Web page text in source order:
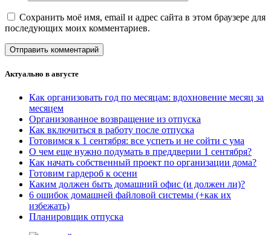
Сохранить моё имя, email и адрес сайта в этом браузере для
последующих моих комментариев.
Актуально в августе
Как организовать год по месяцам: вдохновение месяц за
месяцем
Организованное возвращение из отпуска
Как включиться в работу после отпуска
Готовимся к 1 сентября: все успеть и не сойти с ума
О чем еще нужно подумать в преддверии 1 сентября?
Как начать собственный проект по организации дома?
Готовим гардероб к осени
Каким должен быть домашний офис (и должен ли)?
6 ошибок домашней файловой системы (+как их
избежать)
Планировщик отпуска